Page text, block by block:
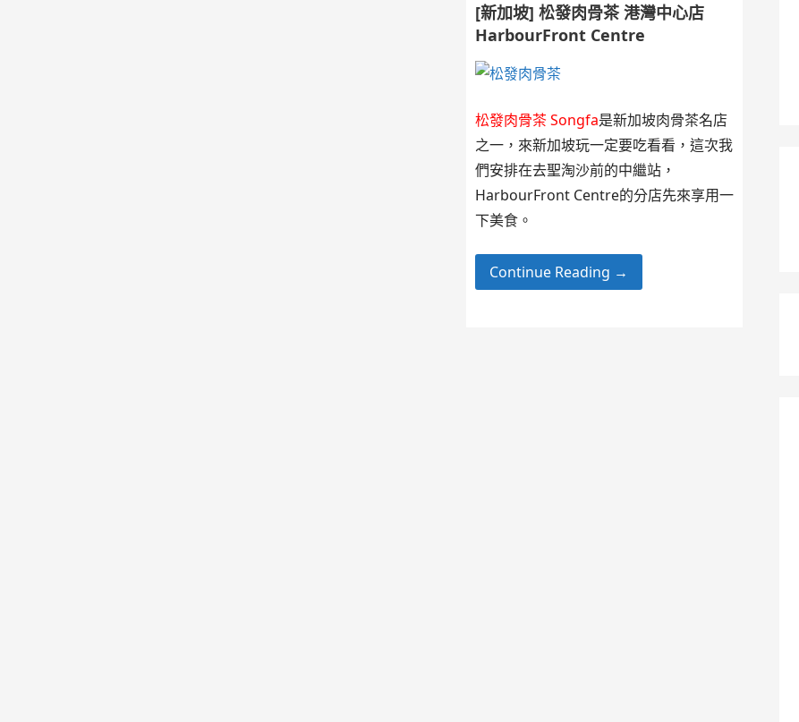
[新加坡] 松發肉骨茶 港灣中心店
HarbourFront Centre
松發肉骨茶 Songfa是新加坡肉骨茶名店
之一，來新加坡玩一定要吃看看，這次我
們安排在去聖淘沙前的中繼站，
HarbourFront Centre的分店先來享用一
下美食。
Continue Reading →